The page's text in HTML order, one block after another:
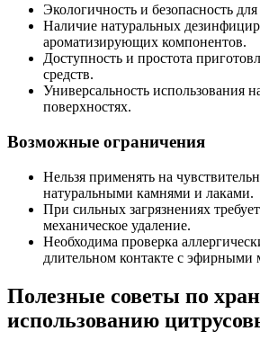
Экологичность и безопасность для
Наличие натуральных
ароматизирующих компонентов.
Доступность и простота
средств.
Универсальность использования
поверхностях.
Возможные ограничения
Нельзя применять на
натуральными камнями и лаками.
При сильных загрязнениях
механическое удаление.
Необходима проверка
длительном контакте с эфирными
Полезные советы по
использованию